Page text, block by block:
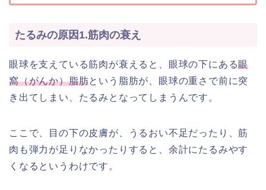
たるみの原因1.筋肉の衰え
眼球を支えている筋肉が衰えると、眼球の下にある眼
窩（がんか）脂肪という脂肪が、眼球の重さで前に突
き出てしまい、たるみとなってしまうんです。
ここで、目の下の皮膚が、うるおい不足だったり、筋
肉も弾力が足りなかったりすると、余計にたるみやす
くなるというわけです。